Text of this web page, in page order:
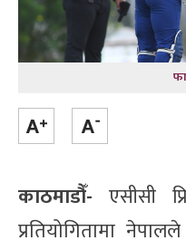
काठमाडौँ- एसीसी
प्रतियोगितामा